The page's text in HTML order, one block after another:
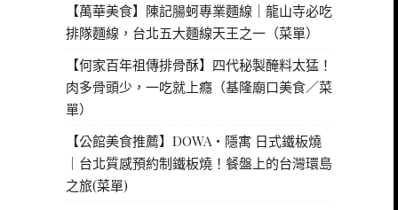
【萬華美食】陳記腸蚵專業麵線｜龍山寺必吃
排隊麵線，台北五大麵線天王之一（菜單）
【何家百年祖傳排骨酥】四代秘製醃料太猛！
肉多骨頭少，一吃就上癮（基隆廟口美食／菜
單）
【公館美食推薦】DOWA・隱寓 日式鐵板燒
｜台北質感預約制鐵板燒！餐盤上的台灣環島
之旅(菜單)